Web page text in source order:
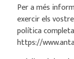
Per a més
exercir els
política
https://